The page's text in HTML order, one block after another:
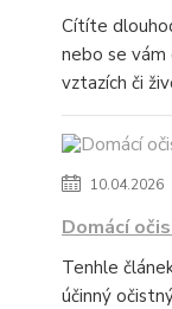
Cítíte
nebo se
vztazích či
10.04.2026
Domácí
Tenhle
účinný